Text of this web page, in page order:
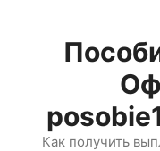
содержимому
Как получить